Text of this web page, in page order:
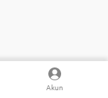
Akun